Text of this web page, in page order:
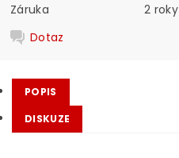
Záruka
2 roky
Dotaz
POPIS
DISKUZE